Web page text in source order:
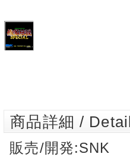
商品詳細 /
販売/開発:SNK